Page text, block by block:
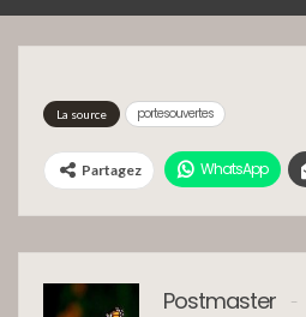
La source portesouvertes
Partagez WhatsApp
Postmaster